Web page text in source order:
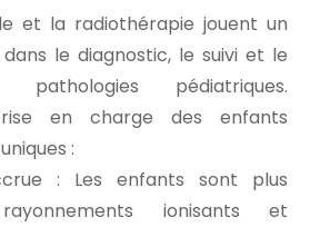
et la radiothérapie jouent un
le diagnostic, le suivi et le
pédiatriques.
en charge des enfants
:
: Les enfants sont plus
ionisants et